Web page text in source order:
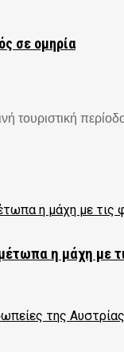
σε ομηρία
τουριστική
η μάχη με